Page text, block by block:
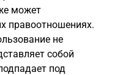
может
правоотношениях.
не
собой
под